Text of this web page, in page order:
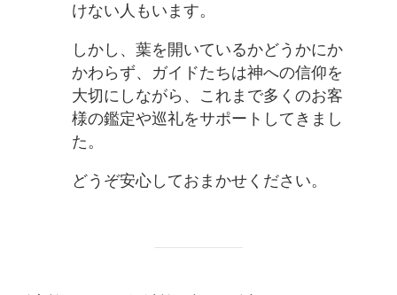
けない人もいます。
しかし、葉を開いているかどうかにか
かわらず、ガイドたちは神への信仰を
大切にしながら、これまで多くのお客
様の鑑定や巡礼をサポートしてきまし
た。
どうぞ安心しておまかせください。